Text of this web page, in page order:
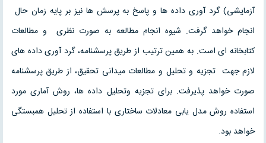
آزمایشی) گرد آوری داده ها و پاسخ به پرسش ها نیز بر پایه زمان حال
انجام خواهد گرفت. شیوه انجام مطالعه به صورت نظری و مطالعات
کتابخانه ای است. به همین ترتیب از طریق پرسشنامه، گرد آوری داده های
لازم جهت تجزیه و تحلیل و مطالعات میدانی تحقیق، از طریق پرسشنامه
صورت خواهد پذیرفت. برای تجزیه وتحلیل داده ها، روش آماری مورد
استفاده روش مدل یابی معادلات ساختاری با استفاده از تحلیل همبستگی
خواهد بود.